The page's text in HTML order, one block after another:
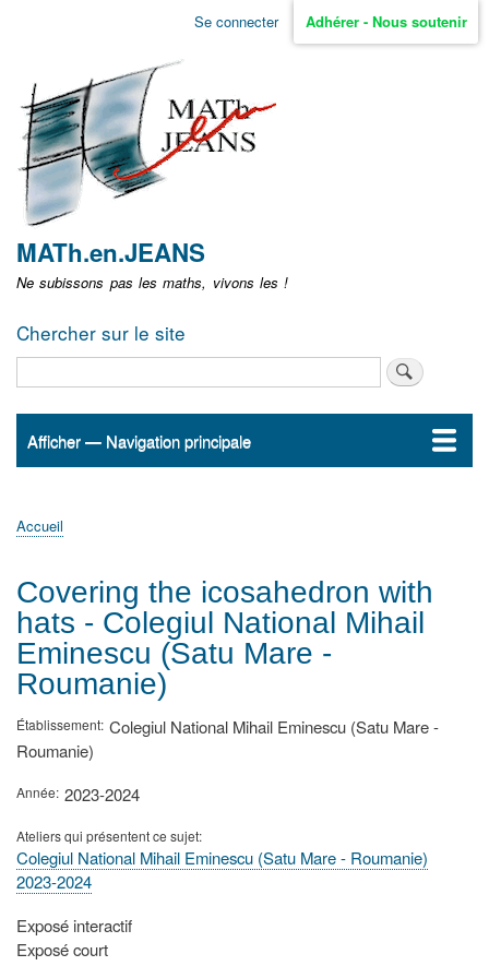
Aller
non
identifié
Se connecter Adhérer - Nous soutenir
MATh.en.JEANS
Ne subissons pas les maths, vivons les !
Chercher sur le site
Navigation
Afficher — Navigation principale
Accueil
ActualitésMATh.en.JEANS ?
Régions et Ateliers
Créer, gérer un atelier
Sujets/Publications
Congrès
d'Ariane
Accueil
Covering the icosahedron with
hats - Colegiul National Mihail
Eminescu (Satu Mare -
Roumanie)
Établissement Colegiul National Mihail Eminescu (Satu Mare -
Roumanie)
Année 2023-2024
Ateliers qui présentent ce sujet
Colegiul National Mihail Eminescu (Satu Mare - Roumanie)
2023-2024
Type
de
présentation
Exposé interactif
Exposé court